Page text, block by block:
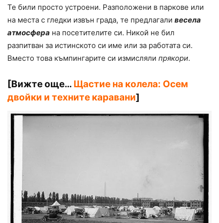
Те били просто устроени. Разположени в паркове или
на места с гледки извън града, те предлагали весела
атмосфера на посетителите си. Никой не бил
разпитван за истинското си име или за работата си.
Вместо това къмпингарите си измисляли прякори.
[Вижте още… Щастие на колела: Осем
двойки и техните каравани]